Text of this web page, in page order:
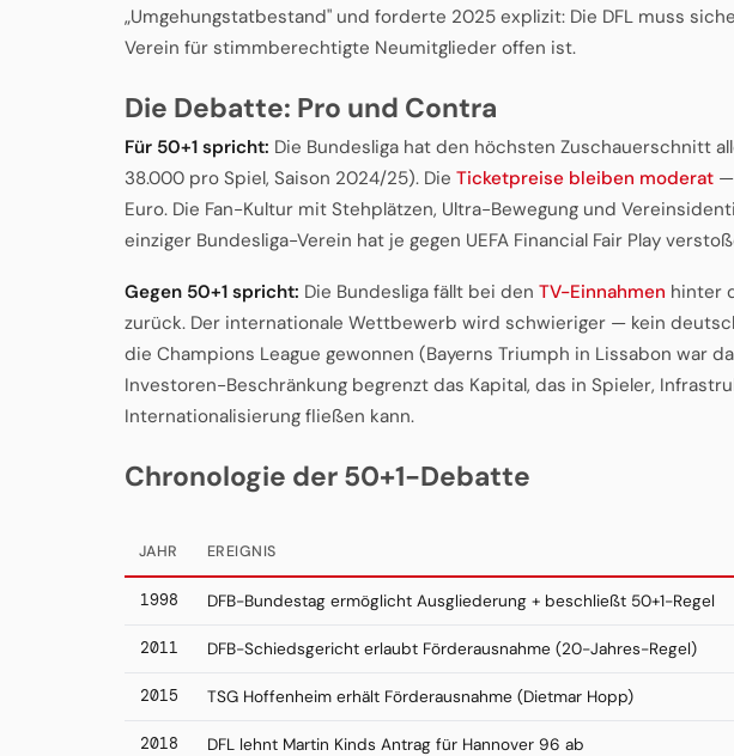
„Umgehungstatbestand" und forderte 2025 explizit: Die DFL muss
Verein für stimmberechtigte Neumitglieder offen ist.
Die Debatte: Pro und Contra
Für 50+1 spricht: Die Bundesliga hat den höchsten Zuschauerschnitt
38.000 pro Spiel, Saison 2024/25). Die Ticketpreise bleiben moderat
Euro. Die Fan-Kultur mit Stehplätzen, Ultra-Bewegung und
einziger Bundesliga-Verein hat je gegen UEFA Financial Fair Play
Gegen 50+1 spricht: Die Bundesliga fällt bei den TV-Einnahmen hinter
zurück. Der internationale Wettbewerb wird schwieriger — kein
die Champions League gewonnen (Bayerns Triumph in Lissabon war
Investoren-Beschränkung begrenzt das Kapital, das in Spieler,
Internationalisierung fließen kann.
Chronologie der 50+1-Debatte
JAHR EREIGNIS
1998 DFB-Bundestag ermöglicht Ausgliederung + beschließt 50+1-Regel
2011 DFB-Schiedsgericht erlaubt Förderausnahme (20-Jahres-Regel)
2015 TSG Hoffenheim erhält Förderausnahme (Dietmar Hopp)
2018 DFL lehnt Martin Kinds Antrag für Hannover 96 ab